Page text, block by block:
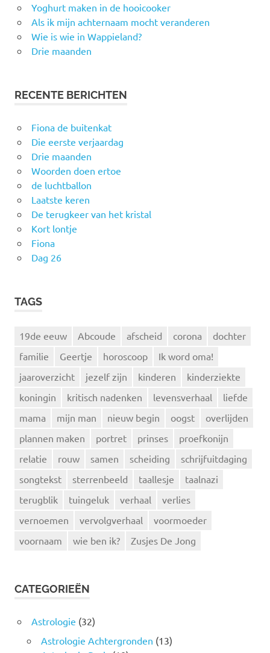
Yoghurt maken in de hooicooker
Als ik mijn achternaam mocht veranderen
Wie is wie in Wappieland?
Drie maanden
RECENTE BERICHTEN
Fiona de buitenkat
Die eerste verjaardag
Drie maanden
Woorden doen ertoe
de luchtballon
Laatste keren
De terugkeer van het kristal
Kort lontje
Fiona
Dag 26
TAGS
19de eeuw Abcoude afscheid corona
dochter
familie
Geertje horoscoop
Ik word oma!
jaaroverzicht
jezelf zijn kinderen
kinderziekte
koningin
kritisch nadenken levensverhaal
liefde
mama
mijn man nieuw begin oogst
overlijden
plannen maken
portret prinses
proefkonijn
relatie
rouw samen scheiding
schrijfuitdaging
songtekst
sterrenbeeld taallesje
taalnazi
terugblik
tuingeluk verhaal
verlies
vernoemen
vervolgverhaal
voormoeder
voornaam
wie ben ik? Zusjes De Jong
CATEGORIEËN
Astrologie (32)
Astrologie Achtergronden (13)